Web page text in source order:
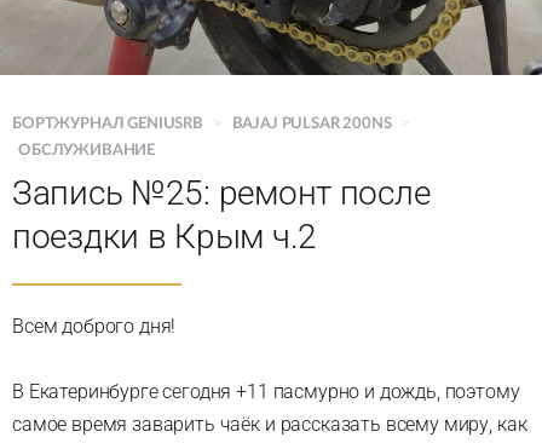
БОРТЖУРНАЛ GENIUSRB > BAJAJ PULSAR 200NS
>
ОБСЛУЖИВАНИЕ
Запись №25: ремонт после
поездки в Крым ч.2
Всем доброго дня!
В Екатеринбурге сегодня +11 пасмурно и дождь, поэтому
самое время заварить чаёк и рассказать всему миру, как